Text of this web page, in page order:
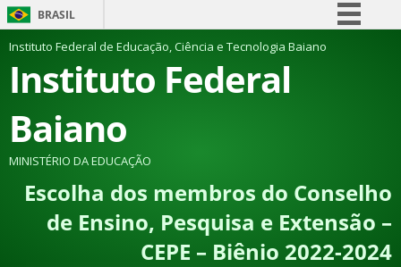
BRASIL
Simplifique!
Comunica BR
Canais
Instituto Federal de Educação, Ciência e Tecnologia Baiano
Instituto Federal
Baiano
MINISTÉRIO DA EDUCAÇÃO
Escolha dos membros do Conselho
de Ensino, Pesquisa e Extensão –
CEPE – Biênio 2022-2024